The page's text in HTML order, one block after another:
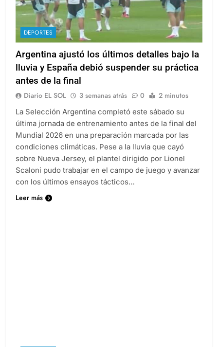
DEPORTES
Argentina ajustó los últimos detalles bajo la
lluvia y España debió suspender su práctica
antes de la final
Diario EL SOL 3 semanas atrás 0 2 minutos
La Selección Argentina completó este sábado su
última jornada de entrenamiento antes de la final del
Mundial 2026 en una preparación marcada por las
condiciones climáticas. Pese a la lluvia que cayó
sobre Nueva Jersey, el plantel dirigido por Lionel
Scaloni pudo trabajar en el campo de juego y avanzar
con los últimos ensayos tácticos…
Leer más